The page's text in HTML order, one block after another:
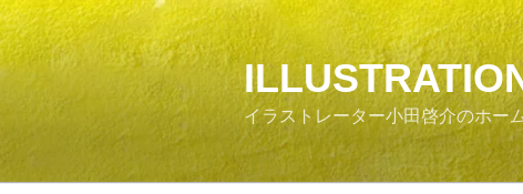
コ
ン
テ
イラストレーター小田啓介のホー